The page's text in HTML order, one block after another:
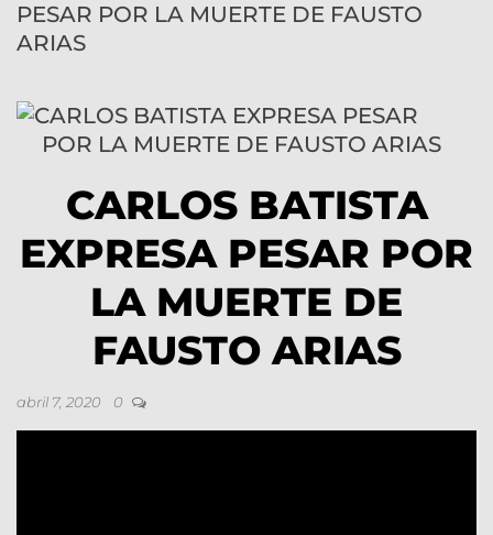
PESAR POR LA MUERTE DE FAUSTO
ARIAS
CARLOS BATISTA
EXPRESA PESAR POR
LA MUERTE DE
FAUSTO ARIAS
abril 7, 2020 0